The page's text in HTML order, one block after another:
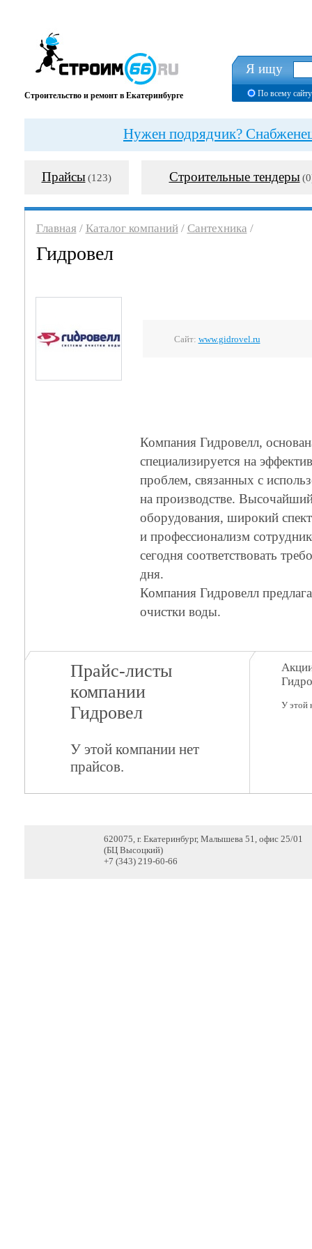
Строительство и ремонт в Екатеринбурге
Я ищу
По всему сайту
Нужен подрядчик?
Прайсы (123) Строительные тендеры
Главная / Каталог компаний/ Сантехника /
Гидровел
Сайт: www.gidrovel.ru
Компания Гидровелл,
специализируется на
проблем, связанных с
на производстве.
оборудования, широкий
и профессионализм
сегодня соответствовать
дня.
Компания Гидровелл
очистки воды.
Прайс-листы
компании
Гидровел
У этой компании нет
прайсов.
У этой
620075, г. Екатеринбург, Малышева 51, офис 25/01
(БЦ Высоцкий)
+7 (343) 219-60-66